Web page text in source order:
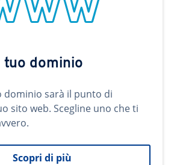
tuo dominio
dominio sarà il punto di
sito web. Scegline uno che ti
Scopri di più